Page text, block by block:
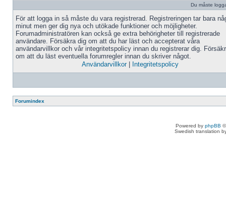
Du måste
För att logga in så måste du vara registrerad. Registreringen tar bara
minut men ger dig nya och utökade funktioner och möjligheter.
Forumadministratören kan också ge extra behörigheter till registrerade
användare. Försäkra dig om att du har läst och accepterat våra
användarvillkor och vår integritetspolicy innan du registrerar dig.
om att du läst eventuella forumregler innan du skriver något.
Användarvillkor| Integritetspolicy
Forumindex
Powered by phpBB
Swedish translation